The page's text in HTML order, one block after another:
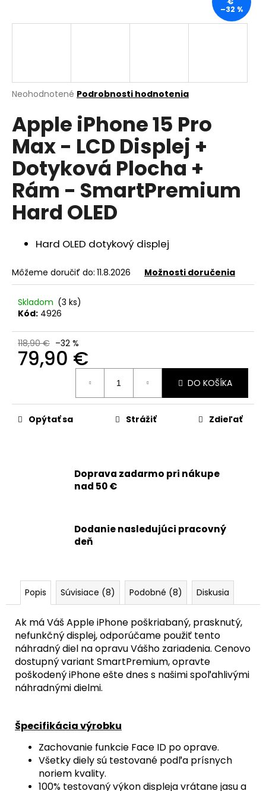
Priemerné
produktu
je
0,0
5
hviezdičiek.
Neohodnotené Podrobnosti hodnotenia
Apple iPhone 15 Pro
Max - LCD Displej +
Dotyková Plocha +
Rám - SmartPremium
Hard OLED
Hard OLED dotykový displej
Môžeme doručiť do: 11.8.2026 Možnosti doručenia
Skladom (3 ks)
Kód: 4926
118,90 € –32 %
79,90 €
DO KOŠÍKA
Opýtať sa Strážiť Zdieľať
–32 %
Doprava zadarmo pri nákupe
nad 50 €
Dodanie nasledujúci pracovný
deň
Popis Súvisiace (8) Podobné (8) Diskusia
Ak má Váš Apple iPhone poškriabaný, prasknutý,
nefunkčný displej, odporúčame použiť tento
náhradný diel na opravu Vášho zariadenia. Cenovo
dostupný variant SmartPremium, opravte
poškodený iPhone ešte dnes s našimi spoľahlivými
náhradnými dielmi.
Špecifikácia výrobku
Zachovanie funkcie Face ID po oprave.
Všetky diely sú testované podľa prísnych
noriem kvality.
100% testovaný výkon displeja vrátane jasu a
j
?
HĽADAŤ
O
d
p
č
a
m
e
APPLE
IPHONE
KRYTU
HOUSINGU
KAMERY
(ZELENÁ
/
GREEN)
-
ORIGINAL
APPLE
27,90
€